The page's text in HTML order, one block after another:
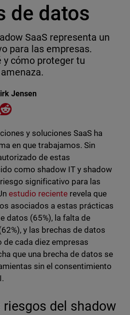
de datos
SaaS representa un
para las empresas.
y cómo proteger tu
Jensen
on X
Share on Reddit
y soluciones SaaS ha
en que trabajamos. Sin
de estas
como shadow IT y shadow
significativo para las
estudio reciente revela que
asociados a estas prácticas
datos (65%), la falta de
y las brechas de datos
de cada diez empresas
que una brecha de datos se
sin el consentimiento
del shadow